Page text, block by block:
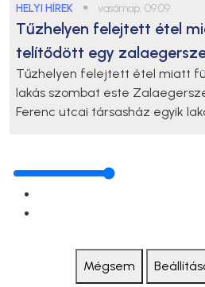
HELYI HÍREK ● vasárnap, 09:09
Tűzhelyen felejtett étel
telítődött egy
Tűzhelyen felejtett étel miatt
lakás szombat este
Ferenc utcai társasház egyik
Mégsem